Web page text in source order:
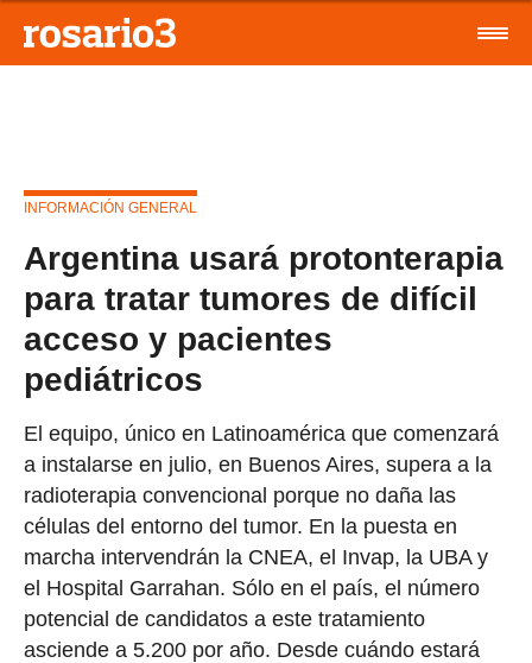
INFORMACIÓN GENERAL
Argentina usará protonterapia
para tratar tumores de difícil
acceso y pacientes
pediátricos
El equipo, único en Latinoamérica que comenzará
a instalarse en julio, en Buenos Aires, supera a la
radioterapia convencional porque no daña las
células del entorno del tumor. En la puesta en
marcha intervendrán la CNEA, el Invap, la UBA y
el Hospital Garrahan. Sólo en el país, el número
potencial de candidatos a este tratamiento
asciende a 5.200 por año. Desde cuándo estará